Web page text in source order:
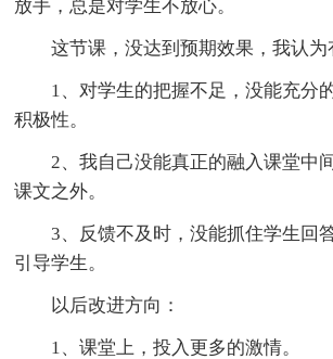
放手，总是对学生不放心。
这节课，没达到预期效果，我认为
1、对学生的把握不足，没能充分
积极性。
2、我自己没能真正的融入课堂中
课文之外。
3、反馈不及时，没能抓住学生回
引导学生。
以后改进方向：
1、课堂上，投入更多的激情。